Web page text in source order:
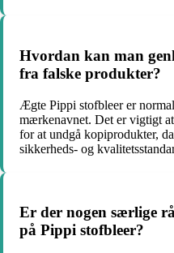
Hvordan kan man
fra falske produkter?
Ægte Pippi stofbleer er
mærkenavnet. Det er vigtigt
for at undgå kopiprodukter,
sikkerheds- og
Er der nogen særlige
på Pippi stofbleer?